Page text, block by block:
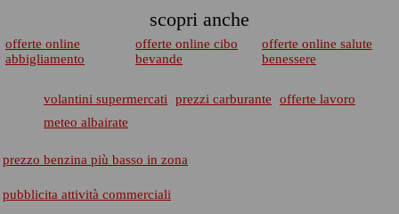
scopri anche
offerte online
abbigliamento
offerte online cibo
bevande
offerte online salute
benessere
volantini supermercati prezzi carburante
offerte lavoro
meteo albairate
prezzo benzina più basso in zona
pubblicita attività commerciali